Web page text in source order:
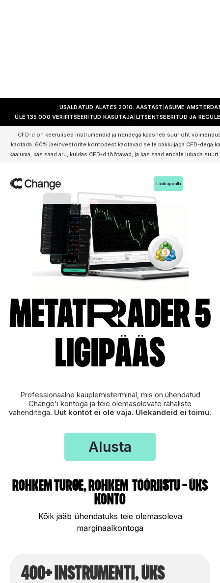
USALDATUD ALATES 2010. AASTAST ASUME
ÜLE 135 000 VERIFITSEERITUD KASUTAJA LITSENTSEERITUD JA
CFD-d on keerulised instrumendid ja nendega kaasneb suur oht
kaotada. 60% jaeinvestorite kontodest kaotavad selle pakkujaga CFD-dega
kaaluma, kas saad aru, kuidas CFD-d töötavad, ja kas saad endale lubada
Laadi äpp alla
MetatRader 5
LIgIpÄÄs
Professionaalne kauplemisterminal, mis on ühendatud
Change'i kontoga ja teie olemasolevate rahaliste
vahenditega. Uut kontot ei ole vaja. Ülekandeid ei toimu.
Alusta
roHkeM TurgE, roHkeM TöörII sTU - üks
konto
Kõik jääb ühendatuks teie olemasoleva
marginaalkontoga
400+ instrumenti, Üks